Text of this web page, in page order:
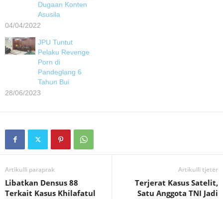
Dugaan Konten
Asusila
04/04/2022
JPU Tuntut
Pelaku Revenge
Porn di
Pandeglang 6
Tahun Bui
28/06/2023
Artikulli paraprak
Libatkan Densus 88
Terkait Kasus Khilafatul
Artikulli tjetër
Terjerat Kasus Satelit,
Satu Anggota TNI Jadi